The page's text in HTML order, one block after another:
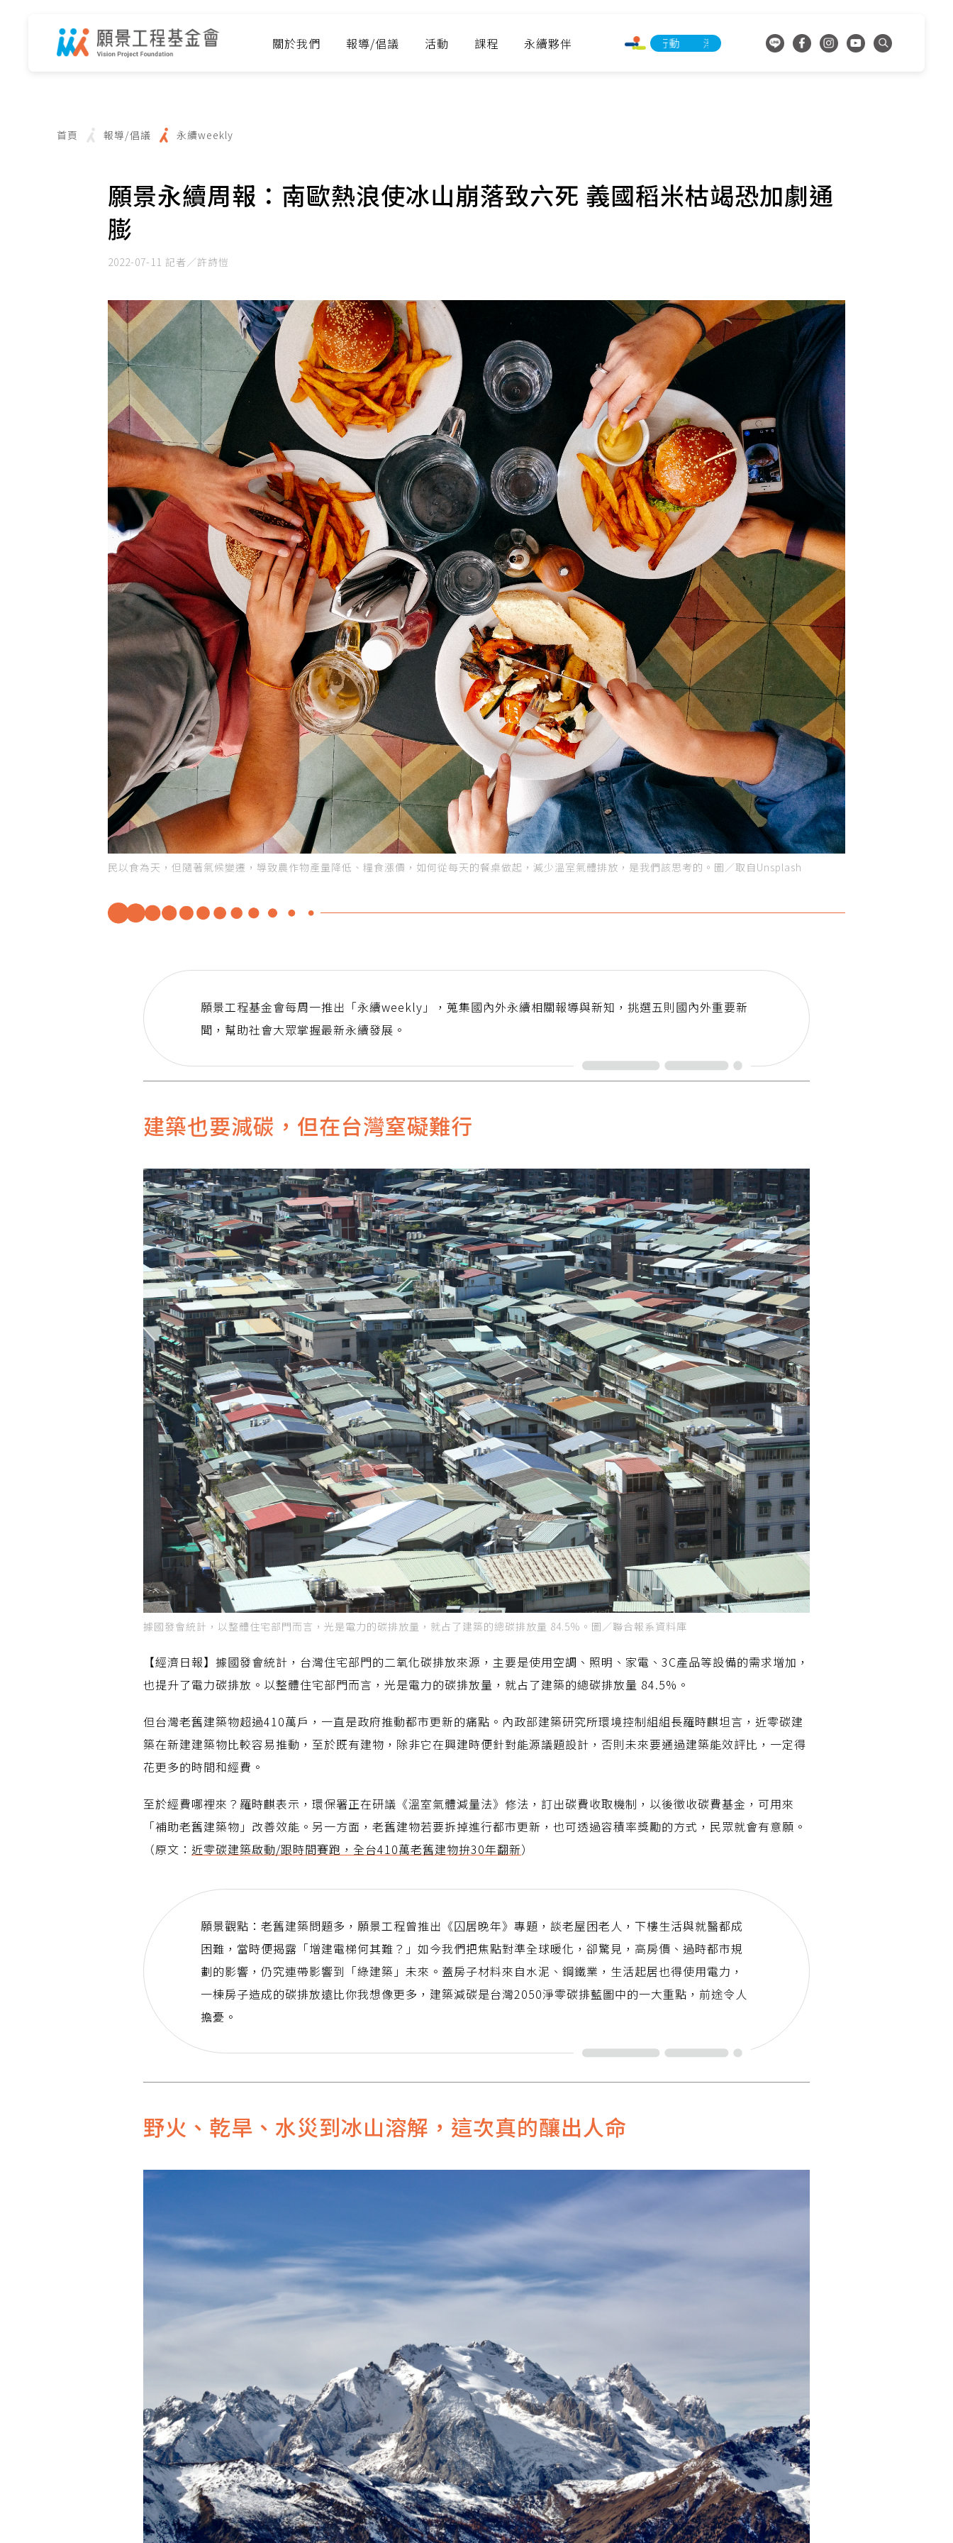
關於我們 報導/倡議 活動 課程 永續夥伴 淨零承諾行動 淨零承諾行動
首頁 報導/倡議 永續weekly
願景永續周報：南歐熱浪使冰山崩落致六死 義國稻米枯竭恐加劇通
膨
2022-07-11 記者／許詩愷
民以食為天，但隨著氣候變遷，導致農作物產量降低、糧食漲價，如何從每天的餐桌做起，減少溫室氣體排放，是我們該思考的。圖／取自Unsplash
願景工程基金會每周一推出「永續weekly」，蒐集國內外永續相關報導與新知，挑選五則國內外重要新
聞，幫助社會大眾掌握最新永續發展。
建築也要減碳，但在台灣窒礙難行
據國發會統計，以整體住宅部門而言，光是電力的碳排放量，就占了建築的總碳排放量 84.5%。圖／聯合報系資料庫
【經濟日報】據國發會統計，台灣住宅部門的二氧化碳排放來源，主要是使用空調、照明、家電、3C產品等設備的需求增加，
也提升了電力碳排放。以整體住宅部門而言，光是電力的碳排放量，就占了建築的總碳排放量 84.5%。
但台灣老舊建築物超過410萬戶，一直是政府推動都市更新的痛點。內政部建築研究所環境控制組組長羅時麒坦言，近零碳建
築在新建建築物比較容易推動，至於既有建物，除非它在興建時便針對能源議題設計，否則未來要通過建築能效評比，一定得
花更多的時間和經費。
至於經費哪裡來？羅時麒表示，環保署正在研議《溫室氣體減量法》修法，訂出碳費收取機制，以後徵收碳費基金，可用來
「補助老舊建築物」改善效能。另一方面，老舊建物若要拆掉進行都市更新，也可透過容積率獎勵的方式，民眾就會有意願。
（原文： 近零碳建築啟動/跟時間賽跑，全台410萬老舊建物拚30年翻新）
願景觀點：老舊建築問題多，願景工程曾推出《囚居晚年》專題，談老屋困老人，下樓生活與就醫都成
困難，當時便揭露「增建電梯何其難？」如今我們把焦點對準全球暖化，卻驚見，高房價、過時都市規
劃的影響，仍究連帶影響到「綠建築」未來。蓋房子材料來自水泥、鋼鐵業，生活起居也得使用電力，
一棟房子造成的碳排放遠比你我想像更多，建築減碳是台灣2050淨零碳排藍圖中的一大重點，前途令人
擔憂。
野火、乾旱、水災到冰山溶解，這次真的釀出人命